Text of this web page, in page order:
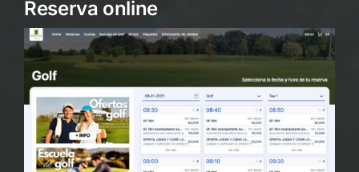
Reserva online